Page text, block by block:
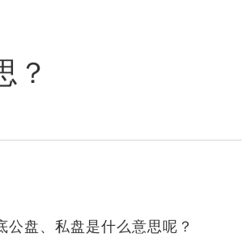
？
盘、私盘是什么意思呢？